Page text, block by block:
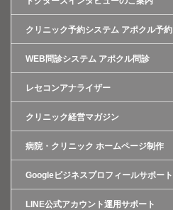
クリニック予約システム アポクル予約
WEB問診システム アポクル問診
レセコンアナライザー
クリニック経営マガジン
病院・クリニック ホームページ制作
Googleビジネスプロフィールサポート
LINE公式アカウント運用サポート